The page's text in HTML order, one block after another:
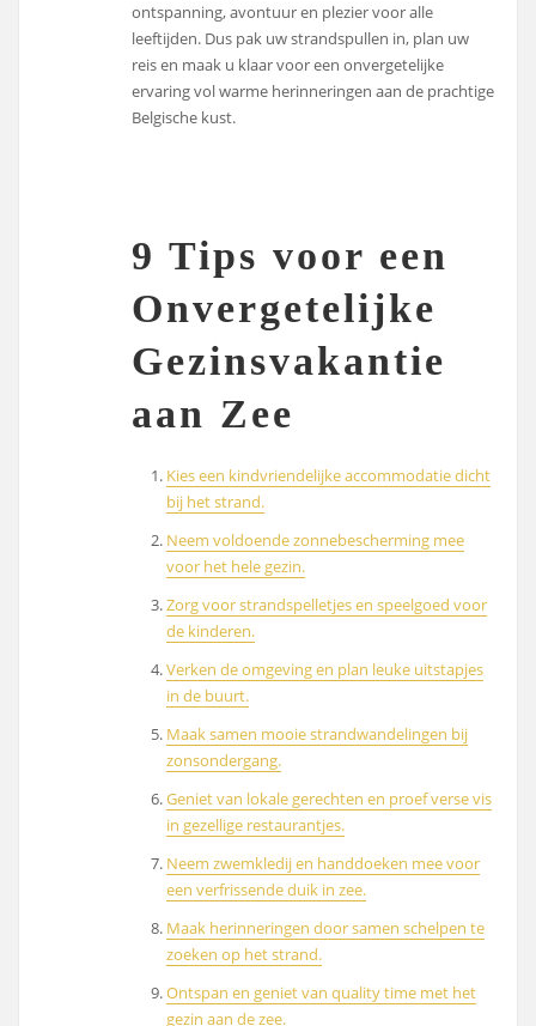
ontspanning, avontuur en plezier voor alle
leeftijden. Dus pak uw strandspullen in, plan uw
reis en maak u klaar voor een onvergetelijke
ervaring vol warme herinneringen aan de prachtige
Belgische kust.
9 Tips voor een
Onvergetelijke
Gezinsvakantie
aan Zee
Kies een kindvriendelijke accommodatie dicht
bij het strand.
Neem voldoende zonnebescherming mee
voor het hele gezin.
Zorg voor strandspelletjes en speelgoed voor
de kinderen.
Verken de omgeving en plan leuke uitstapjes
in de buurt.
Maak samen mooie strandwandelingen bij
zonsondergang.
Geniet van lokale gerechten en proef verse vis
in gezellige restaurantjes.
Neem zwemkledij en handdoeken mee voor
een verfrissende duik in zee.
Maak herinneringen door samen schelpen te
zoeken op het strand.
Ontspan en geniet van quality time met het
gezin aan de zee.